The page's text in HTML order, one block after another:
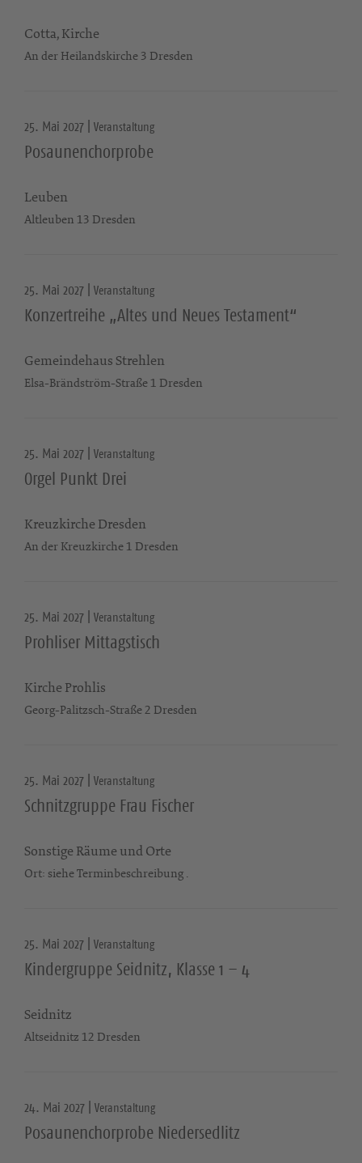
Cotta, Kirche
An der Heilandskirche 3 Dresden
25. Mai 2027 | Veranstaltung
Posaunenchorprobe
Leuben
Altleuben 13 Dresden
25. Mai 2027 | Veranstaltung
Konzertreihe „Altes und Neues Testament“
Gemeindehaus Strehlen
Elsa-Brändström-Straße 1 Dresden
25. Mai 2027 | Veranstaltung
Orgel Punkt Drei
Kreuzkirche Dresden
An der Kreuzkirche 1 Dresden
25. Mai 2027 | Veranstaltung
Prohliser Mittagstisch
Kirche Prohlis
Georg-Palitzsch-Straße 2 Dresden
25. Mai 2027 | Veranstaltung
Schnitzgruppe Frau Fischer
Sonstige Räume und Orte
Ort: siehe Terminbeschreibung .
25. Mai 2027 | Veranstaltung
Kindergruppe Seidnitz, Klasse 1 – 4
Seidnitz
Altseidnitz 12 Dresden
24. Mai 2027 | Veranstaltung
Posaunenchorprobe Niedersedlitz